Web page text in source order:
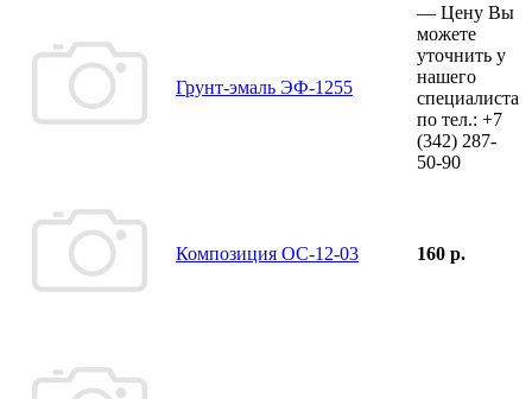
Грунт-эмаль ЭФ-1255
— Цену Вы
можете
уточнить у
нашего
специалиста
по тел.: +7
(342) 287-
50-90
Композиция ОС-12-03 160 р.